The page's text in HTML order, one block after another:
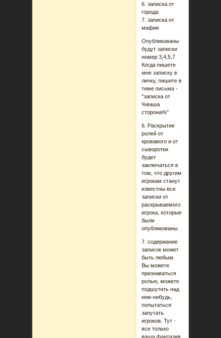
6. записка от
города
7. записка от
мафии
Опубликованы
будут записки
номер 3,4,5,7
Когда пишете
мне записку в
личку, пишите в
теме письма -
"записка от
%ваша
сторона%"
6. Раскрытие
ролей от
кровавого и от
сыворотки
будет
заключаться в
том, что другим
игрокам станут
известны все
записки от
раскрываемого
игрока, которые
были
опубликованы.
7. содержание
записок может
быть любым.
Вы можете
признаваться
ролью, можете
подшутить над
кем-нибудь,
попытаться
запутать
игроков. Тут -
все только
ваша фантазия.